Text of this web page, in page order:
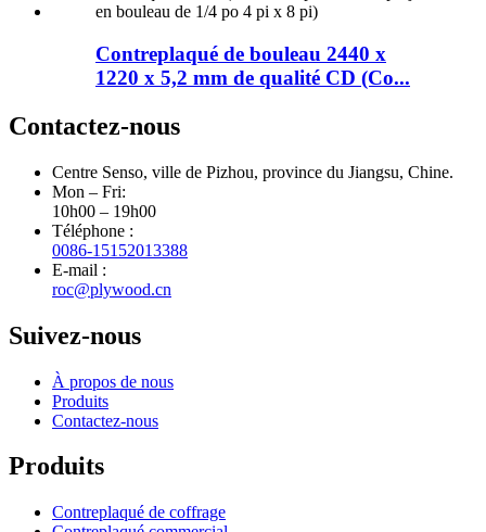
Contreplaqué de bouleau 2440 x
1220 x 5,2 mm de qualité CD (Co...
Contactez-nous
Centre Senso, ville de Pizhou, province du Jiangsu, Chine.
Mon – Fri:
10h00 – 19h00
Téléphone :
0086-15152013388
E-mail :
roc@plywood.cn
Suivez-nous
À propos de nous
Produits
Contactez-nous
Produits
Contreplaqué de coffrage